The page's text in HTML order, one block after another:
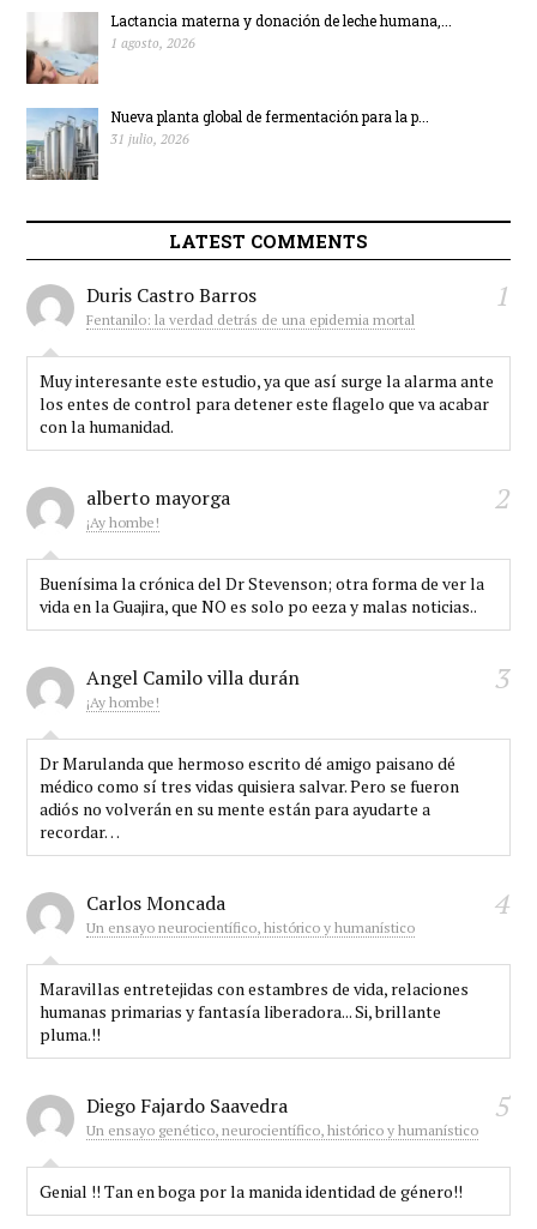
Lactancia materna y donación de leche humana,...
1 agosto, 2026
Nueva planta global de fermentación para la p...
31 julio, 2026
LATEST COMMENTS
Duris Castro Barros 1
Fentanilo: la verdad detrás de una epidemia mortal
Muy interesante este estudio, ya que así surge la alarma ante
los entes de control para detener este flagelo que va acabar
con la humanidad.
alberto mayorga 2
¡Ay hombe!
Buenísima la crónica del Dr Stevenson; otra forma de ver la
vida en la Guajira, que NO es solo po eeza y malas noticias..
Angel Camilo villa durán 3
¡Ay hombe!
Dr Marulanda que hermoso escrito dé amigo paisano dé
médico como sí tres vidas quisiera salvar. Pero se fueron
adiós no volverán en su mente están para ayudarte a
recordar…
Carlos Moncada 4
Un ensayo neurocientífico, histórico y humanístico
Maravillas entretejidas con estambres de vida, relaciones
humanas primarias y fantasía liberadora... Si, brillante
pluma.!!
Diego Fajardo Saavedra 5
Un ensayo genético, neurocientífico, histórico y humanístico
Genial !! Tan en boga por la manida identidad de género!!